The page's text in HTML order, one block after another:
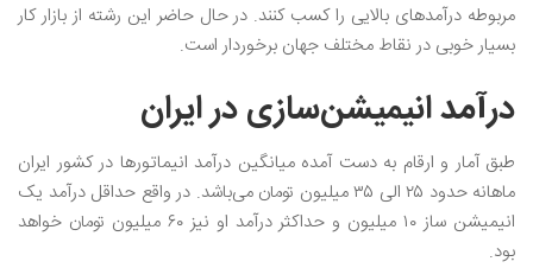
مربوطه درآمدهای بالایی را کسب کنند. در حال حاضر این رشته از بازار کار
بسیار خوبی در نقاط مختلف جهان برخوردار است.
درآمد انیمیشن‌سازی در ایران
طبق آمار و ارقام به دست آمده میانگین درآمد انیماتورها در کشور ایران
ماهانه حدود ۲۵ الی ۳۵ میلیون تومان می‌باشد. در واقع حداقل درآمد یک
انیمیشن ساز ۱۰ میلیون و حداکثر درآمد او نیز ۶۰ میلیون تومان خواهد
بود.